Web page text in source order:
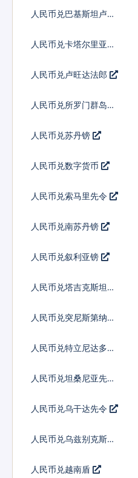
人民币兑巴基斯坦卢比
人民币兑卡塔尔里亚尔
人民币兑卢旺达法郎
人民币兑所罗门群岛元
人民币兑苏丹镑
人民币兑数字货币
人民币兑索马里先令
人民币兑南苏丹镑
人民币兑叙利亚镑
人民币兑塔吉克斯坦索
人民币兑突尼斯第纳尔
人民币兑特立尼达多巴
人民币兑坦桑尼亚先令
人民币兑乌干达先令
人民币兑乌兹别克斯坦
人民币兑越南盾